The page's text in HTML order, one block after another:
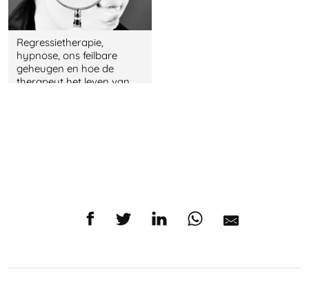
Regressietherapie,
hypnose, ons feilbare
geheugen en hoe de
therapeut het leven van